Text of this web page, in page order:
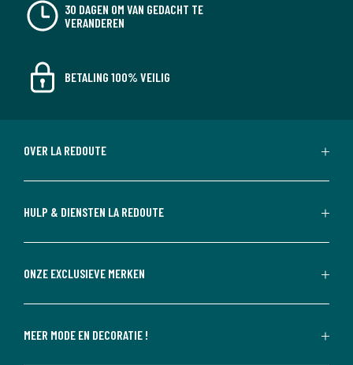
30 DAGEN OM VAN GEDACHT TE
VERANDEREN
BETALING 100% VEILIG
OVER LA REDOUTE
HULP & DIENSTEN LA REDOUTE
ONZE EXCLUSIEVE MERKEN
MEER MODE EN DECORATIE !